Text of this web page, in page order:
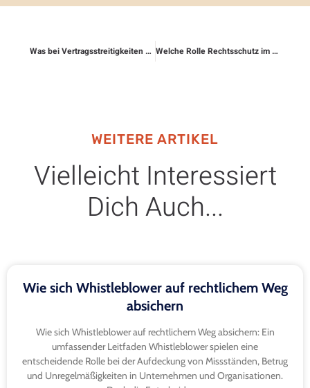
Was bei Vertragsstreitigkeiten mit Handwerkern gilt Welche Rolle Rechtsschutz im Studium spielt
WEITERE ARTIKEL
Vielleicht Interessiert
Dich Auch...
Wie sich Whistleblower auf rechtlichem Weg
absichern
Wie sich Whistleblower auf rechtlichem Weg absichern: Ein
umfassender Leitfaden Whistleblower spielen eine
entscheidende Rolle bei der Aufdeckung von Missständen, Betrug
und Unregelmäßigkeiten in Unternehmen und Organisationen.